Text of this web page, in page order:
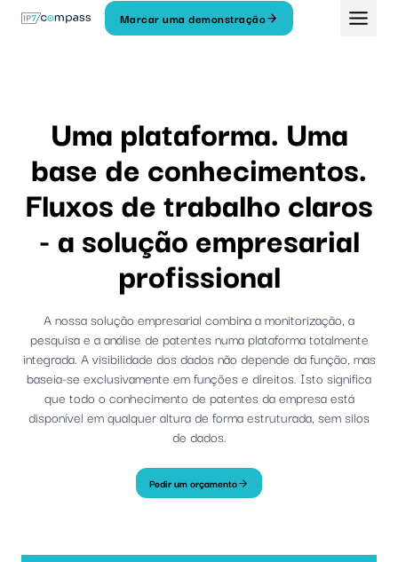
Saltar
para
Marcar uma demonstração
Uma plataforma. Uma
base de conhecimentos.
Fluxos de trabalho claros
- a solução empresarial
profissional
A nossa solução empresarial combina a monitorização, a
pesquisa e a análise de patentes numa plataforma totalmente
integrada. A visibilidade dos dados não depende da função, mas
baseia-se exclusivamente em funções e direitos. Isto significa
que todo o conhecimento de patentes da empresa está
disponível em qualquer altura de forma estruturada, sem silos
de dados.
Pedir um orçamento